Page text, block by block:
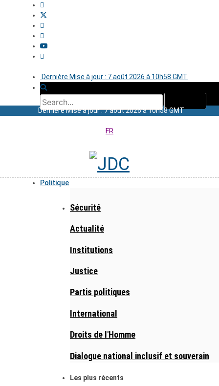
Dernière Mise à jour : 7 août 2026 à 10h58 GMT
Dernière Mise à jour : 7 août 2026 à 10h58 GMT
FR
Politique
Sécurité
Actualité
Institutions
Justice
Partis politiques
International
Droits de l'Homme
Dialogue national inclusif et souverain
Les plus récents